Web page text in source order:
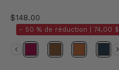
$148.00
- 50 % de réduction | 74,00 $